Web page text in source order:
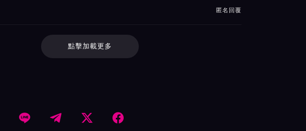
匿名回覆
點擊加載更多
   